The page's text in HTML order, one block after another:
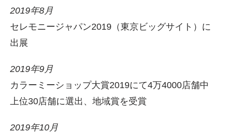
2019年8月
セレモニージャパン2019（東京ビッグサイト）に
出展
2019年9月
カラーミーショップ大賞2019にて4万4000店舗中
上位30店舗に選出、地域賞を受賞
2019年10月